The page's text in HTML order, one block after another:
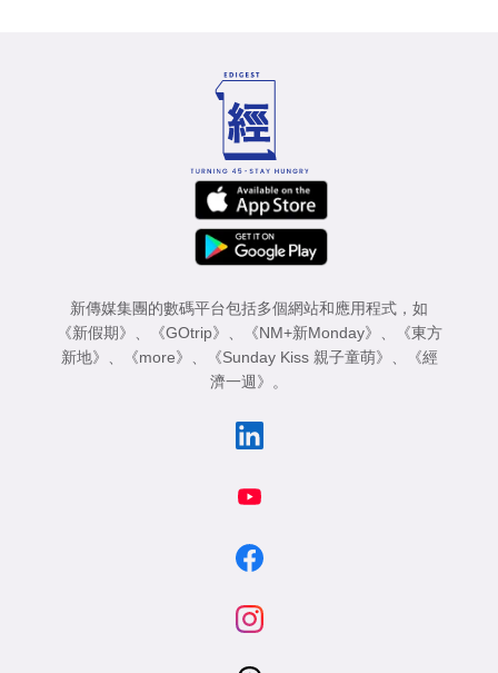
新傳媒集團的數碼平台包括多個網站和應用程式，如
《新假期》
《GOtrip》 《NM+新Monday》
《東方
新地》
《more》 《Sunday Kiss 親子童萌》
《經
濟一週》
。